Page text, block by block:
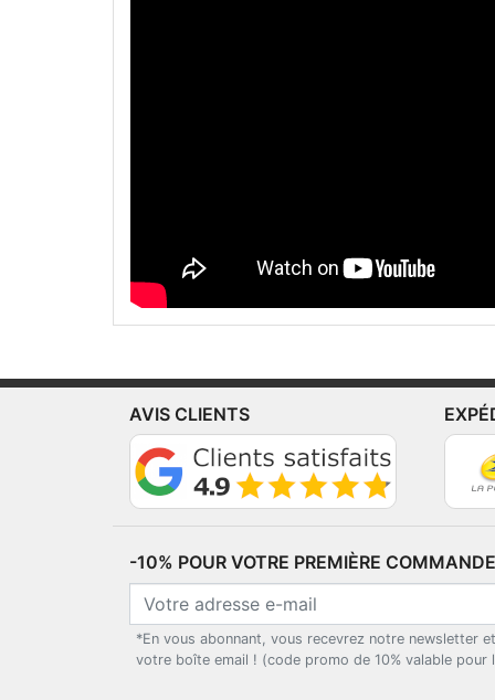
AVIS CLIENTS
-10% POUR VOTRE PREMIÈRE
*En vous abonnant, vous recevrez notre newsletter
votre boîte email ! (code promo de 10% valable pour